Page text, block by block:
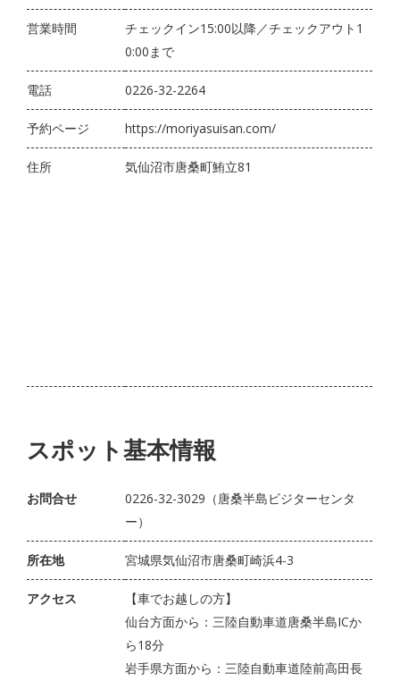
営業時間
チェックイン15:00以降／チェックアウト1
0:00まで
電話 0226-32-2264
予約ページ https://moriyasuisan.com/
住所 気仙沼市唐桑町鮪立81
スポット基本情報
お問合せ
0226-32-3029（唐桑半島ビジターセンタ
ー）
所在地 宮城県気仙沼市唐桑町崎浜4-3
アクセス
【車でお越しの方】
仙台方面から：三陸自動車道唐桑半島ICか
ら18分
岩手県方面から：三陸自動車道陸前高田長